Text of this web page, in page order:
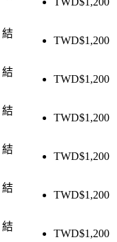
結
TWD$1,200
結
TWD$1,200
結
TWD$1,200
結
TWD$1,200
結
TWD$1,200
結
TWD$1,200